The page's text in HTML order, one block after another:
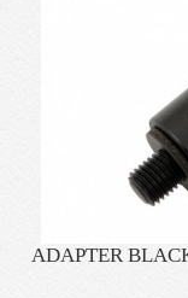
ADAPTER